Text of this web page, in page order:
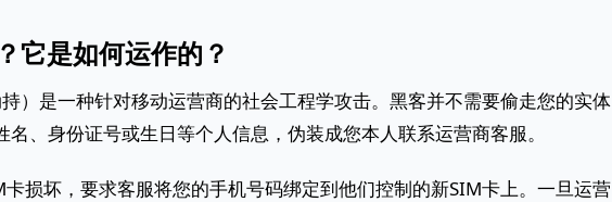
它是如何运作的？
）是一种针对移动运营商的社会工程学攻击。黑客并不需要偷走您的实体
、身份证号或生日等个人信息，伪装成您本人联系运营商客服。
损坏，要求客服将您的手机号码绑定到他们控制的新SIM卡上。一旦运营